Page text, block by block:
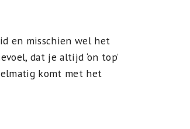
en misschien wel het
dat je altijd ‘on top’
komt met het